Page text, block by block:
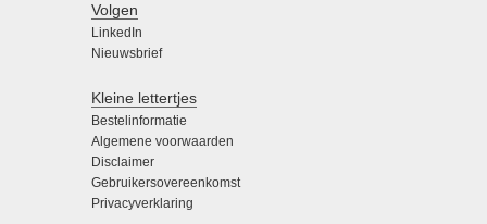
Volgen
LinkedIn
Nieuwsbrief
Kleine lettertjes
Bestelinformatie
Algemene voorwaarden
Disclaimer
Gebruikersovereenkomst
Privacyverklaring